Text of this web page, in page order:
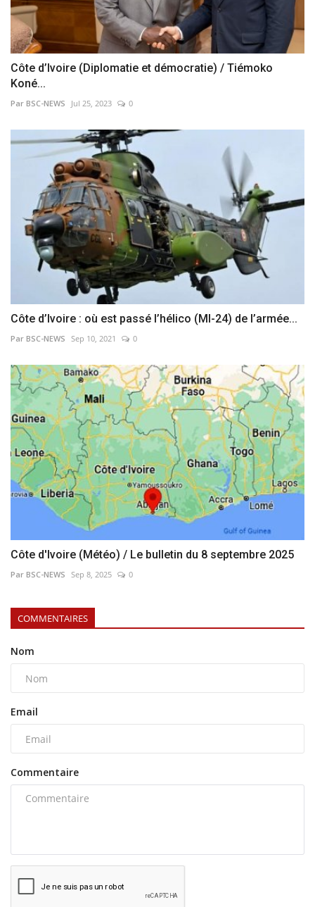
Côte d’Ivoire (Diplomatie et démocratie) / Tiémoko
Koné...
Par BSC-NEWS Jul 25, 2023 0
Côte d’Ivoire : où est passé l’hélico (MI-24) de l’armée...
Par BSC-NEWS Sep 10, 2021 0
Côte d'Ivoire (Météo) / Le bulletin du 8 septembre 2025
Par BSC-NEWS Sep 8, 2025 0
COMMENTAIRES
Nom
Email
Commentaire